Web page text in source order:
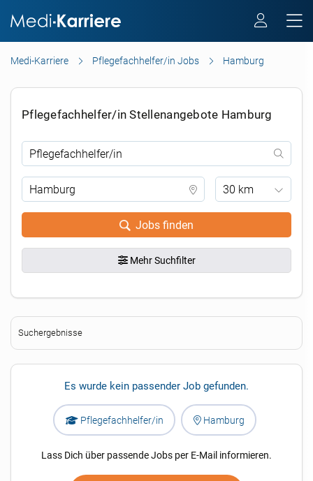
Medi-Karriere Pflegefachhelfer/in Jobs Hamburg
Pflegefachhelfer/in Stellenangebote Hamburg
30 km
Jobs finden
Mehr Suchfilter
Suchergebnisse
Es wurde kein passender Job gefunden.
Pflegefachhelfer/in Hamburg
Lass Dich über passende Jobs per E-Mail informieren.